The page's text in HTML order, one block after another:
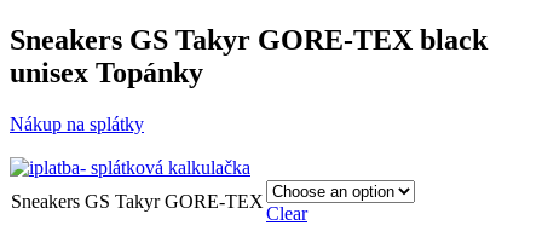
Sneakers GS Takyr GORE-TEX black
unisex Topánky
Nákup na splátky
Sneakers GS Takyr GORE-TEX
Clear